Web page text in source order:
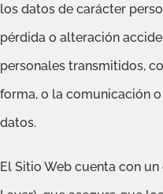
los datos de carácter
pérdida o alteración
personales transmitidos,
forma, o la comunicación
datos.
El Sitio Web cuenta con